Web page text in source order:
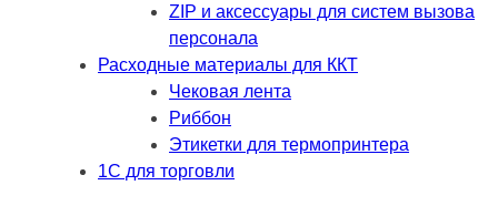
ZIP и аксессуары для систем вызова
персонала
Расходные материалы для ККТ
Чековая лента
Риббон
Этикетки для термопринтера
1С для торговли